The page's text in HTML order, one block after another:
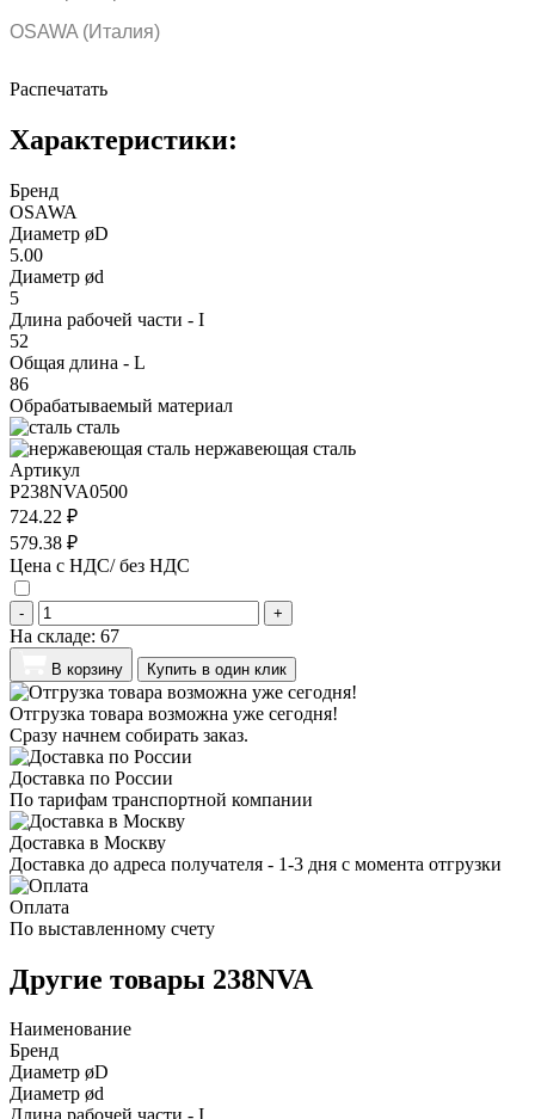
OSAWA (Италия)
Распечатать
Характеристики:
Бренд
OSAWA
Диаметр øD
5.00
Диаметр ød
5
Длина рабочей части - I
52
Общая длина - L
86
Обрабатываемый материал
сталь
нержавеющая сталь
Артикул
P238NVA0500
724.22 ₽
579.38 ₽
Цена с НДС/ без НДС
- +
На складе: 67
В корзину Купить в один клик
Отгрузка товара возможна уже сегодня!
Сразу начнем собирать заказ.
Доставка по России
По тарифам транспортной компании
Доставка в Москву
Доставка до адреса получателя - 1-3 дня с момента отгрузки
Оплата
По выставленному счету
Другие товары 238NVA
Наименование
Бренд
Диаметр øD
Диаметр ød